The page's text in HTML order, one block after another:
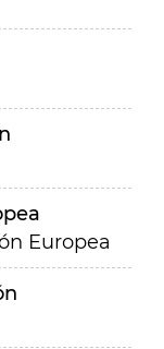
Europea